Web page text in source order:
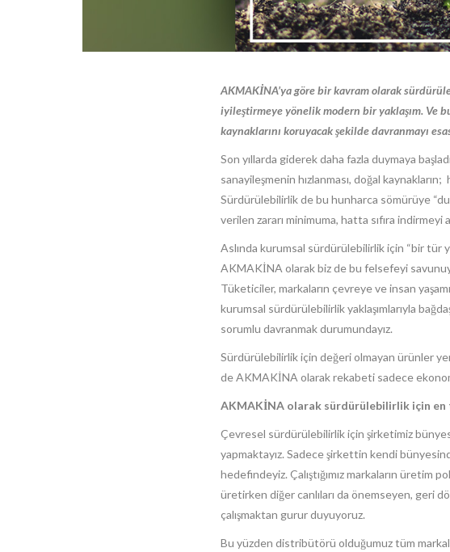
AKMAKİNA’ya göre bir kavram olarak
iyileştirmeye yönelik modern bir yaklaşım. Ve
kaynaklarını koruyacak şekilde davranmayı
Son yıllarda giderek daha fazla duymaya
sanayileşmenin hızlanması, doğal
Sürdürülebilirlik de bu hunharca sömürüye
verilen zararı minimuma, hatta sıfıra
Aslında kurumsal sürdürülebilirlik için “bir tür
AKMAKİNA olarak biz de bu felsefeyi
Tüketiciler, markaların çevreye ve insan
kurumsal sürdürülebilirlik yaklaşımlarıyla
sorumlu davranmak durumundayız.
Sürdürülebilirlik için değeri olmayan ürünler
de AKMAKİNA olarak rekabeti sadece
AKMAKİNA olarak sürdürülebilirlik için
Çevresel sürdürülebilirlik için şirketimiz
yapmaktayız. Sadece şirkettin kendi
hedefindeyiz. Çalıştığımız markaların üretim
üretirken diğer canlıları da önemseyen, geri
çalışmaktan gurur duyuyoruz.
Bu yüzden distribütörü olduğumuz tüm